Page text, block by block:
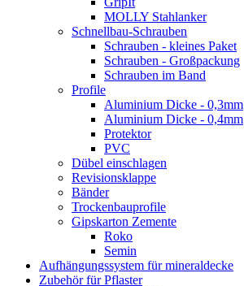
MOLLY Stahlanker
Schnellbau-Schrauben
Schrauben - kleines Paket
Schrauben - Großpackung
Schrauben im Band
Profile
Aluminium Dicke - 0,3mm
Aluminium Dicke - 0,4mm
Protektor
PVC
Dübel einschlagen
Revisionsklappe
Bänder
Trockenbauprofile
Gipskarton Zemente
Roko
Semin
Aufhängungssystem für mineraldecke
Zubehör für Pflaster